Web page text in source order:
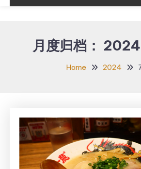
月度归档： 2024
Home 2024